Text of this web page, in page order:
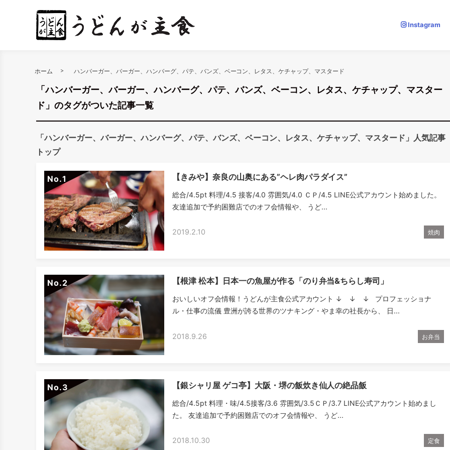
Instagram
ホーム ハンバーガー、バーガー、ハンバーグ、パテ、バンズ、ベーコン、レタス、ケチャップ、マスタード
「ハンバーガー、バーガー、ハンバーグ、パテ、バンズ、ベーコン、レタス、ケチャップ、マスター
ド」のタグがついた記事一覧
「ハンバーガー、バーガー、ハンバーグ、パテ、バンズ、ベーコン、レタス、ケチャップ、マスタード」人気記事
トップ
No. 【きみや】奈良の山奥にある”ヘレ肉パラダイス”
総合/4.5pt 料理/4.5 接客/4.0 雰囲気/4.0 ＣＰ/4.5 LINE公式アカウント始めました。
友達追加で予約困難店でのオフ会情報や、 うど...
2019.2.10 焼肉
No. 【根津 松本】日本一の魚屋が作る「のり弁当&ちらし寿司」
おいしいオフ会情報！うどんが主食公式アカウント ↓ ↓ ↓ プロフェッショナ
ル・仕事の流儀 豊洲が誇る世界のツナキング・やま幸の社長から、 日...
2018.9.26 お弁当
No. 【銀シャリ屋 ゲコ亭】大阪・堺の飯炊き仙人の絶品飯
総合/4.5pt 料理・味/4.5接客/3.6 雰囲気/3.5ＣＰ/3.7 LINE公式アカウント始めまし
た。 友達追加で予約困難店でのオフ会情報や、 うど...
2018.10.30 定食